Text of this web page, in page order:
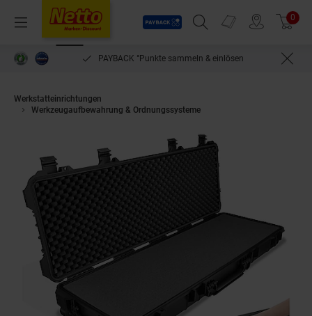
Menü
Payback
Suchfeld einblenden
Prospekte 0
PAYBACK °Punkte sammeln & einlösen
Werkstatteinrichtungen
Werkzeugaufbewahrung & Ordnungssysteme